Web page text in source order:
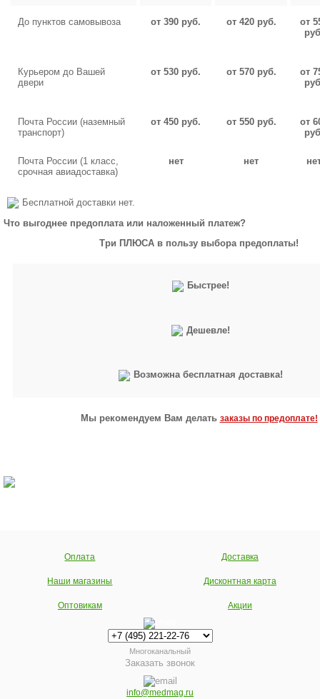
До пунктов самовывоза от 390 руб. от 420 руб.
от
Курьером до Вашей
двери
от 530 руб. от 570 руб.
от
Почта России (наземный
транспорт)
от 450 руб. от 550 руб.
от
Почта России (1 класс,
срочная авиадоставка)
нет нет
Бесплатной доставки нет.
Что выгоднее предоплата или наложенный платеж?
Три ПЛЮСА в пользу выбора предоплаты!
Быстрее!
Дешевле!
Возможна бесплатная доставка!
Мы рекомендуем Вам делать заказы по предоплате!
Оплата Доставка
Наши магазины Дисконтная карта
Оптовикам Акции
Многоканальный
Заказать звонок
info@medmag.ru